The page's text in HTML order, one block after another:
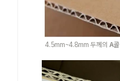
4.5mm~4.8mm 두께의 A골